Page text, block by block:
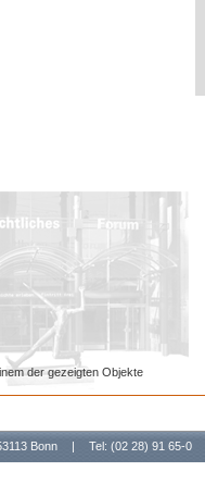
der gezeigten Objekte
Bonn | Tel: (02 28) 91 65-0